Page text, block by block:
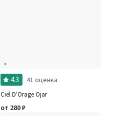
4.3 41 оценка
Ciel D'Orage Ojar
от 280₽